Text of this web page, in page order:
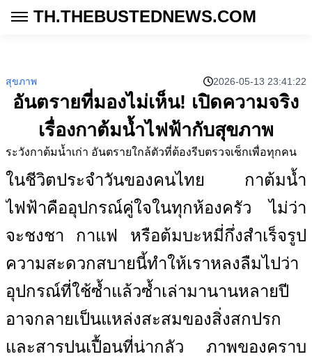
TH.THEBUSTEDNEWS.COM
สุขภาพ 2026-05-13 23:41:22
อันตรายที่มองไม่เห็น! เปิดความจริง
เรื่องกาต้มน้ำไฟฟ้ากับสุขภาพ
ระวังกาต้มน้ำเก่า อันตรายใกล้ตัวที่ต้องรีบตรวจเช็กเพื่อทุกคน
ในชีวิตประจำวันของคนไทย กาต้มน้ำ
ไฟฟ้าคืออุปกรณ์คู่ใจในทุกห้องครัว ไม่ว่า
จะชงชา กาแฟ หรือต้มบะหมี่กึ่งสำเร็จรูป
ความสะดวกสบายนี้ทำให้เราหลงลืมไปว่า
อุปกรณ์ที่ใช้ซ้ำแล้วซ้ำเล่ามานานหลายปี
อาจกลายเป็นแหล่งสะสมของสิ่งสกปรก
และสารปนเปื้อนที่น่ากลัว ภาพของคราบ